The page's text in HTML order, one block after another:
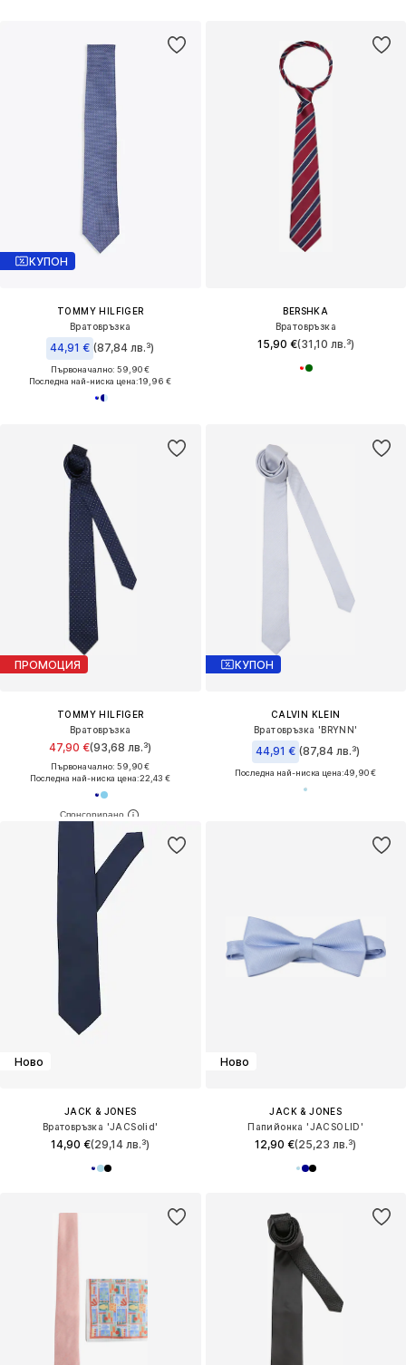
КУПОН
TOMMY HILFIGER
Вратовръзка
44,91 € (87,84 лв.³)
Първоначално: 59,90 €
Последна най-ниска цена:19,96 €
BERSHKA
Вратовръзка
15,90 €(31,10 лв.³)
ПРОМОЦИЯ
TOMMY HILFIGER
Вратовръзка
47,90 €(93,68 лв.³)
Първоначално: 59,90 €
Последна най-ниска цена:22,43 €
КУПОН
CALVIN KLEIN
Вратовръзка 'BRYNN'
44,91 € (87,84 лв.³)
Последна най-ниска цена:49,90 €
Ново
JACK & JONES
Вратовръзка 'JACSolid'
14,90 €(29,14 лв.³)
Ново
JACK & JONES
Папийонка 'JACSOLID'
12,90 €(25,23 лв.³)